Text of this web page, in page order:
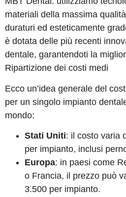
materiali della massima
duraturi ed esteticamente
è dotata delle più recenti
dentale, garantendoti la
Ripartizione dei costi medi
Ecco un’idea generale del
per un singolo impianto
mondo:
Stati Uniti: il costo varia
per impianto, inclusi
Europa: in paesi come
o Francia, il prezzo può
3.500 per impianto.